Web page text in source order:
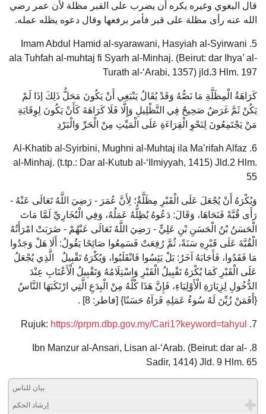
قال البغوي وغيره يكره أن يضرب على القبر مظلة لأن عمر رضي
الله عنه رأى مظلة على قبر فأمر برفعها وقال دعوه يظله عمله.
5. Imam Abdul Hamid al-syarawani, Hasyiah al-Syirwani
ala Tuhfah al-muhtaj fi Syarh al-Minhaj. (Beirut: dar Ihya’ al-
Turath al-‘Arabi, 1357) jld.3 Hlm. 197
كَرَاهَةُ الْمِظَلَّةِ مَا نَصُّهُ وَقَدْ يُقَالُ يَنْبَغِي أَنْ يَكُونَ مَحَلُّ ذَلِكَ إذَا لَمْ
يَكُنْ ثَمَّ غَرَضٌ صَحِيحٌ فِي التَّظْلِيلِ وَإِلَّا فَلَا كَرَاهَةَ كَأَنْ يَكُونَ لِوِقَايَةِ
مَنْ يَجْتَمِعُونَ لِنَحْوِ الْقِرَاءَةِ عَلَى الْمَيِّتِ مِنْ الْحَرِّ وَالْبَرْدِ
6. Al-Khatib al-Syirbini, Mughni al-Muhtaj ila Ma’rifah Alfaz
al-Minhaj. (t.tp.: Dar al-Kutub al-‘Ilmiyyah, 1415) Jld.2 Hlm.
55
وَيُكْرَهُ أَنْ يُجْعَلَ عَلَى الْقَبْرِ مِظَلَّةٌ؛ لِأَنَّ عُمَرَ - رَضِيَ اللَّهُ تَعَالَى عَنْهُ -
رَأَى قُبَّةً فَنَحَاهَا، وَقَالَ: دَعُوهُ يُظِلُّهُ عَمَلُهُ، وَفِي الْبُخَارِيِّ لَمَّا مَاتَ
الْحَسَنُ بْنُ الْحَسَنِ بْنِ عَلِيٍّ - رَضِيَ اللَّهُ تَعَالَى عَنْهُمْ - ضَرَبَتْ امْرَأَتُهُ
الْقُبَّةَ عَلَى قَبْرِهِ سَنَةً، ثُمَّ رُفِعَتْ فَسَمِعُوا صَائِحًا يَقُولُ: أَلَا هَلْ وَجَدُوا
مَا فَقَدُوا، فَأَجَابَهُ آخَرُ: بَلْ يَئِسُوا فَانْقَلَبُوا، وَيُكْرَهُ تَقْبِيلُ الَّذِي يُجْعَلُ
عَلَى الْقَبْرِ كَمَا يُكْرَهُ تَقْبِيلُ الْقَبْرِ وَاسْتِلَامُهُ وَتَقْبِيلُ الْأَعْتَابِ عِنْدَ
الدُّخُولِ لِزِيَارَةِ الْأَوْلِيَاءِ، فَإِنَّ هَذَا كُلَّهُ مِنْ الْبِدَعِ الَّتِي ارْتَكَبَهَا النَّاسُ
{أَفَمَنْ زُيِّنَ لَهُ سُوءُ عَمَلِهِ فَرَآهُ حَسَنًا} [فاطر: 8] .
7. Rujuk:
https://prpm.dbp.gov.my/Cari1?keyword=tahyul
8. Ibn Manzur al-Ansari, Lisan al-‘Arab. (Beirut: dar al-
Sadir, 1414) Jld. 9 Hlm. 65
بيان للناس
إرشاد الحكم